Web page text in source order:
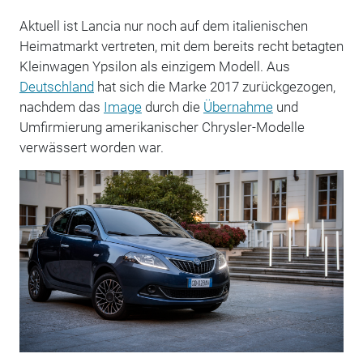
Aktuell ist Lancia nur noch auf dem italienischen
Heimatmarkt vertreten, mit dem bereits recht betagten
Kleinwagen Ypsilon als einzigem Modell. Aus
Deutschlandhat sich die Marke 2017 zurückgezogen,
nachdem das Imagedurch die Übernahmeund
Umfirmierung amerikanischer Chrysler-Modelle
verwässert worden war.